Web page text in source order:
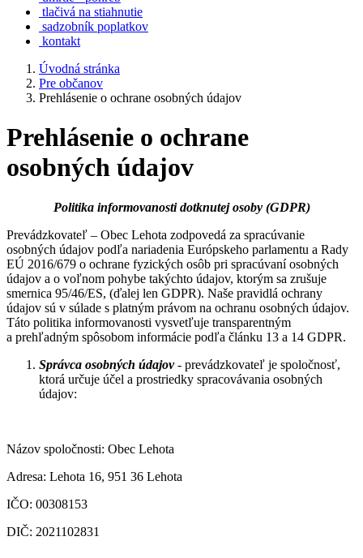
tlačivá na stiahnutie
sadzobník poplatkov
kontakt
Úvodná stránka
Pre občanov
Prehlásenie o ochrane osobných údajov
Prehlásenie o ochrane
osobných údajov
Politika informovanosti dotknutej osoby (GDPR)
Prevádzkovateľ – Obec Lehota zodpovedá za spracúvanie
osobných údajov podľa nariadenia Európskeho parlamentu a Rady
EÚ 2016/679 o ochrane fyzických osôb pri spracúvaní osobných
údajov a o voľnom pohybe takýchto údajov, ktorým sa zrušuje
smernica 95/46/ES, (ďalej len GDPR). Naše pravidlá ochrany
údajov sú v súlade s platným právom na ochranu osobných údajov.
Táto politika informovanosti vysvetľuje transparentným
a prehľadným spôsobom informácie podľa článku 13 a 14 GDPR.
Správca osobných údajov- prevádzkovateľ je spoločnosť,
ktorá určuje účel a prostriedky spracovávania osobných
údajov:
Názov spoločnosti: Obec Lehota
Adresa: Lehota 16, 951 36 Lehota
IČO: 00308153
DIČ: 2021102831